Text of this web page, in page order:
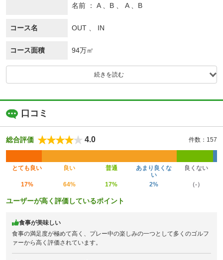
名前 A 、B 、 A 、B
コース名 OUT 、 IN
コース面積 94万㎡
続きを読む
口コミ
総合評価 4.0 件数：157
とても良い 良い 普通
あまり良くな
い
良くない
17% 64% 17% 2% （-）
ユーザーが高く評価しているポイント
食事が美味しい
食事の満足度が極めて高く、プレー中の楽しみの一つとして多くのゴルフ
ァーから高く評価されています。